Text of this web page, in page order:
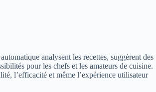
analysent les recettes, suggèrent des
pour les chefs et les amateurs de cuisine.
l’efficacité et même l’expérience utilisateur